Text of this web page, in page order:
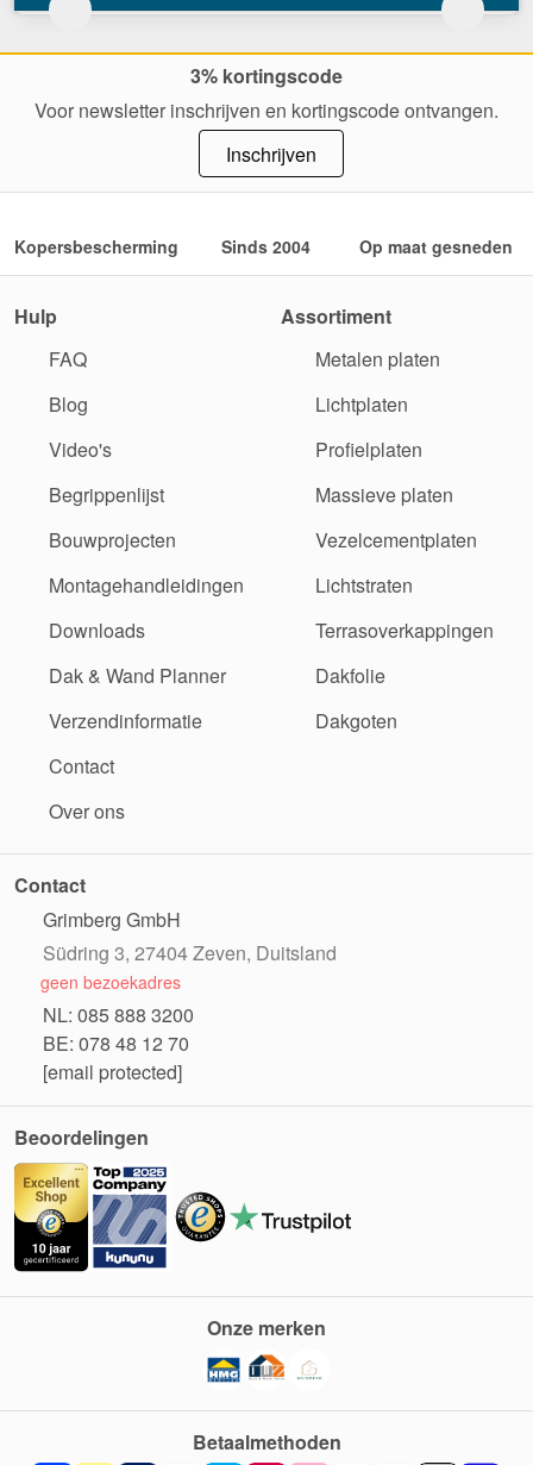
3% kortingscode
Voor newsletter inschrijven en kortingscode ontvangen.
Inschrijven
Kopersbescherming Sinds 2004 Op maat gesneden
Hulp
FAQ
Blog
Video's
Begrippenlijst
Bouwprojecten
Montagehandleidingen
Downloads
Dak & Wand Planner
Verzendinformatie
Contact
Over ons
Assortiment
Metalen platen
Lichtplaten
Profielplaten
Massieve platen
Vezelcementplaten
Lichtstraten
Terrasoverkappingen
Dakfolie
Dakgoten
Contact
Grimberg GmbH
Südring 3, 27404 Zeven, Duitsland
geen bezoekadres
NL: 085 888 3200
BE: 078 48 12 70
[email protected]
Beoordelingen
Betaalmethoden
Onze merken